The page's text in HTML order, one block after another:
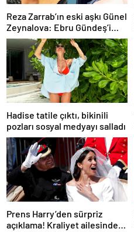
Reza Zarrab’ın eski aşkı Günel
Zeynalova: Ebru Gündeş’i
affettim
Hadise tatile çıktı, bikinili
pozları sosyal medyayı salladı
Prens Harry’den sürpriz
açıklama! Kraliyet ailesinden